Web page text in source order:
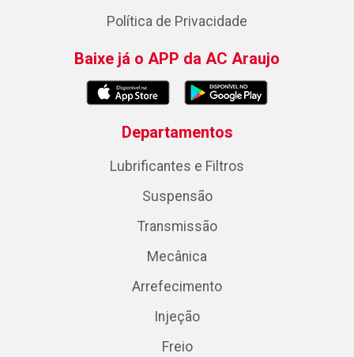
Política de Privacidade
Baixe já o APP da AC Araujo
Departamentos
Lubrificantes e Filtros
Suspensão
Transmissão
Mecânica
Arrefecimento
Injeção
Freio